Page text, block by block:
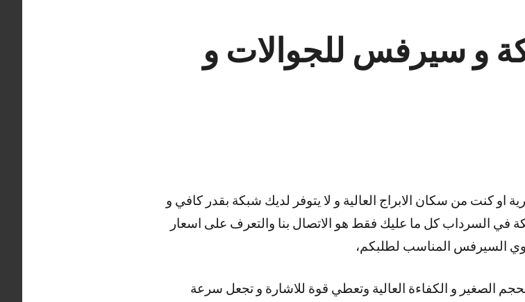
و سيرفس للجوالات و
او كنت من سكان الابراج العالية و لا يتوفر لديك شبكة بقدر كافي و
في السرداب كل ما عليك فقط هو الاتصال بنا والتعرف على اسعار
السيرفس المناسب لطلبكم،
الصغير و الكفاءة العالية وتعطي قوة للاشارة و تجعل سرعة